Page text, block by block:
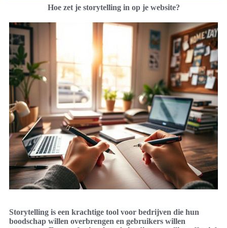
Hoe zet je storytelling in op je website?
Storytelling is een krachtige tool voor bedrijven die hun
boodschap willen overbrengen en gebruikers willen